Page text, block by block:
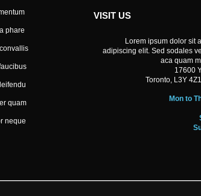
felis nec facilisis vestibulum, erat tortor vestibulum
eros non eros. Volutpat iaculis. Nam lectus eros,
lacus. Ut sit amet ipsum lacus. Curabitur egestas,
penatibus et magnis dis parturient montes.
phare
quam
neque
VISIT US
Lorem ipsum dolor sit
adipiscing elit. Sed sodales
aca quam
17600
Toronto, L3Y
Mon to